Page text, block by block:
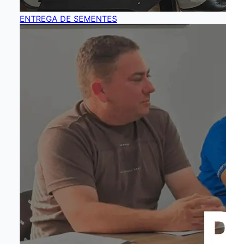
ENTREGA DE SEMENTES